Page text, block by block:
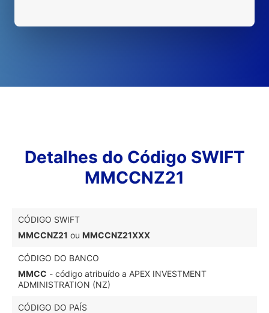
Detalhes do Código SWIFT
MMCCNZ21
CÓDIGO SWIFT
MMCCNZ21 ou MMCCNZ21XXX
CÓDIGO DO BANCO
MMCC - código atribuído a APEX INVESTMENT
ADMINISTRATION (NZ)
CÓDIGO DO PAÍS